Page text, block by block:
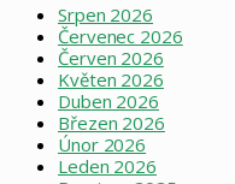
Srpen 2026
Červenec 2026
Červen 2026
Květen 2026
Duben 2026
Březen 2026
Únor 2026
Leden 2026